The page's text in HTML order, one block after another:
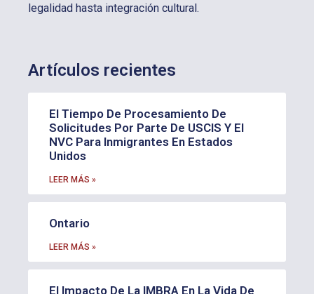
legalidad hasta integración cultural.
Artículos recientes
El Tiempo De Procesamiento De
Solicitudes Por Parte De USCIS Y El
NVC Para Inmigrantes En Estados
Unidos
LEER MÁS »
Ontario
LEER MÁS »
El Impacto De La IMBRA En La Vida De